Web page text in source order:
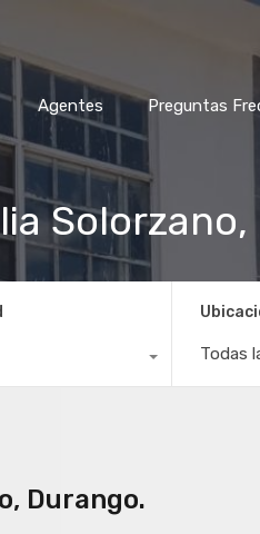
Agentes Preguntas
Todas
Durango.